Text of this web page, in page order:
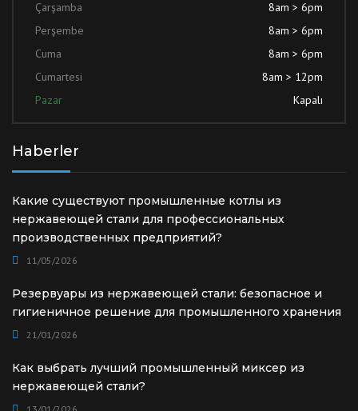
Çarşamba
8am > 6pm
Perşembe
8am > 6pm
Cuma
8am > 6pm
Cumartesi
8am > 12pm
Pazar
Kapalı
Haberler
Какие существуют промышленные котлы из
нержавеющей стали для профессиональных
производственных предприятий?
11/05/2026
Резервуары из нержавеющей стали: безопасное и
гигиеничное решение для промышленного хранения
21/01/2026
Как выбрать лучший промышленный миксер из
нержавеющей стали?